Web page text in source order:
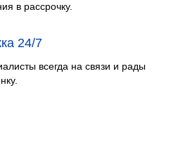
в рассрочку.
24/7
всегда на связи и рады